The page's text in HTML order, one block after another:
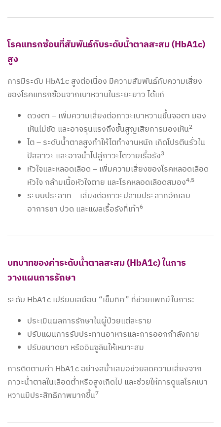
โรคแทรกซ้อนที่สัมพันธ์กับระดับน้ำตาลสะสม (HbA1c)
สูง
การมีระดับ HbA1c สูงต่อเนื่อง มีความสัมพันธ์กับความเสี่ยง
ของโรคแทรกซ้อนจากเบาหวานในระยะยาว ได้แก่
ดวงตา – เพิ่มความเสี่ยงต่อภาวะเบาหวานขึ้นจอตา มอง
เห็นไม่ชัด และอาจรุนแรงถึงขั้นสูญเสียการมองเห็น2
ไต – ระดับน้ำตาลสูงทำให้ไตทำงานหนัก เกิดโปรตีนรั่วใน
ปัสสาวะ และอาจนำไปสู่ภาวะไตวายเรื้อรัง3
หัวใจและหลอดเลือด – เพิ่มความเสี่ยงของโรคหลอดเลือด
หัวใจ กล้ามเนื้อหัวใจตาย และโรคหลอดเลือดสมอง4,5
ระบบประสาท – เสี่ยงต่อภาวะปลายประสาทอักเสบ
อาการชา ปวด และแผลเรื้อรังที่เท้า6
บทบาทของค่าระดับน้ำตาลสะสม (HbA1c) ในการ
วางแผนการรักษา
ระดับ HbA1c เปรียบเสมือน “เข็มทิศ” ที่ช่วยแพทย์ในการ:
ประเมินผลการรักษาในผู้ป่วยแต่ละราย
ปรับแผนการรับประทานอาหารและการออกกำลังกาย
ปรับขนาดยา หรืออินซูลินให้เหมาะสม
การติดตามค่า HbA1c อย่างสม่ำเสมอช่วยลดความเสี่ยงจาก
ภาวะน้ำตาลในเลือดต่ำหรือสูงเกิดไป และช่วยให้การดูแลโรคเบา
หวานมีประสิทธิภาพมากขึ้น7